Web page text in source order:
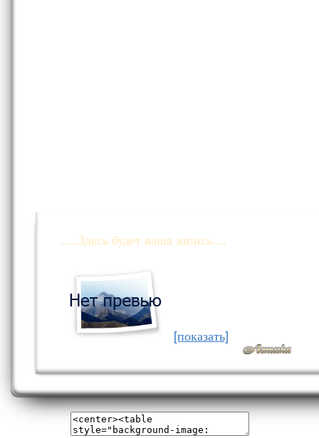
.....Здесь будет ваша запись....
[показать]